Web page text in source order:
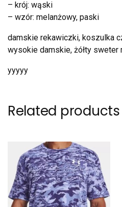
– krój: wąski
– wzór: melanżowy, paski
damskie rekawiczki, koszulka
wysokie damskie, żółty sweter
yyyyy
Related products